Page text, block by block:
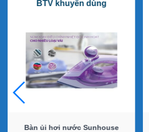
BTV khuyên dùng
Bàn ủi hơi nước Sunhouse